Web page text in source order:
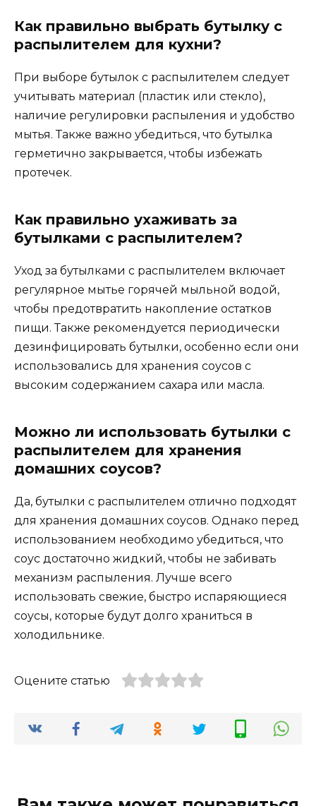
Как правильно выбрать бутылку с
распылителем для кухни?
При выборе бутылок с распылителем следует
учитывать материал (пластик или стекло),
наличие регулировки распыления и удобство
мытья. Также важно убедиться, что бутылка
герметично закрывается, чтобы избежать
протечек.
Как правильно ухаживать за
бутылками с распылителем?
Уход за бутылками с распылителем включает
регулярное мытье горячей мыльной водой,
чтобы предотвратить накопление остатков
пищи. Также рекомендуется периодически
дезинфицировать бутылки, особенно если они
использовались для хранения соусов с
высоким содержанием сахара или масла.
Можно ли использовать бутылки с
распылителем для хранения
домашних соусов?
Да, бутылки с распылителем отлично подходят
для хранения домашних соусов. Однако перед
использованием необходимо убедиться, что
соус достаточно жидкий, чтобы не забивать
механизм распыления. Лучше всего
использовать свежие, быстро испаряющиеся
соусы, которые будут долго храниться в
холодильнике.
Оцените статью